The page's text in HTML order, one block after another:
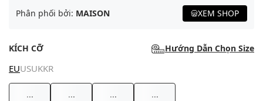
Phân phối bởi: MAISON XEM SHOP
KÍCH CỠ Hướng Dẫn Chọn Size
EUUSUKKR
... ... ... ...